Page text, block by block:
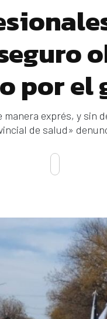
por el
exprés, y sin
de salud»